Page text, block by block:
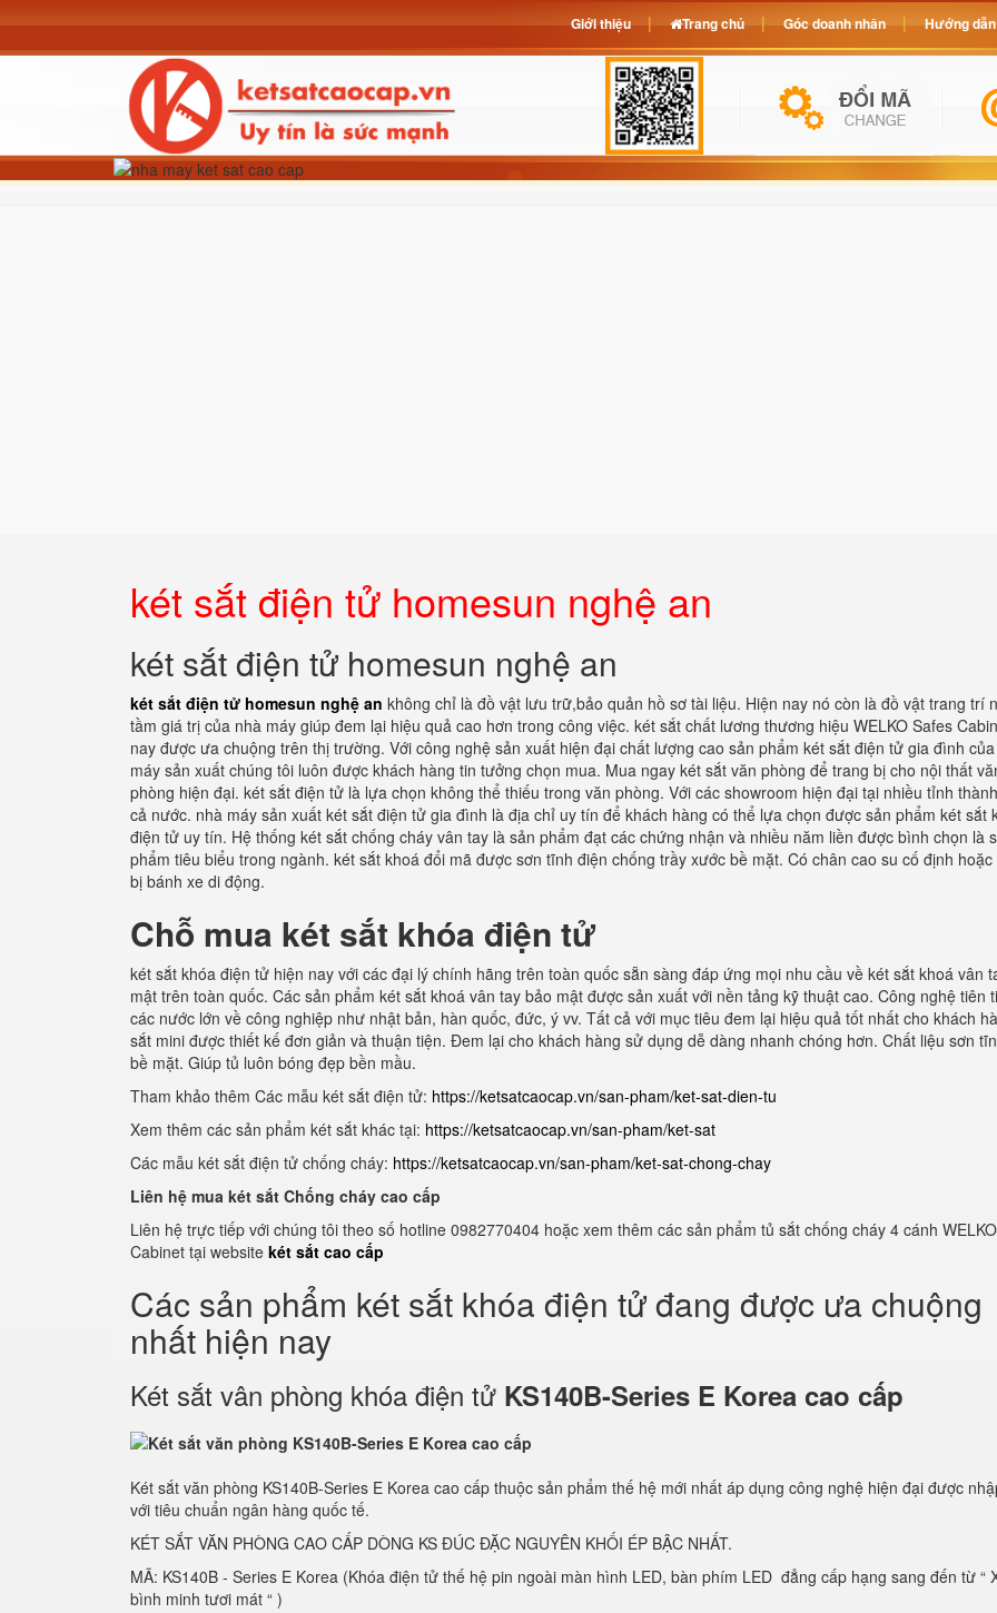
két sắt điện tử homesun nghệ an
két sắt điện tử homesun nghệ an
két sắt điện tử homesun nghệ an không chỉ là đồ vật lưu trữ,bảo quản hồ sơ tài liệu. Hiện nay nó còn là đồ vật trang trí
tầm giá trị của nhà máy giúp đem lại hiệu quả cao hơn trong công việc. két sắt chất lương thương hiệu WELKO Safes
nay được ưa chuộng trên thị trường. Với công nghệ sản xuất hiện đại chất lượng cao sản phẩm két sắt điện tử gia đình
máy sản xuất chúng tôi luôn được khách hàng tin tưởng chọn mua. Mua ngay két sắt văn phòng để trang bị cho nội thất
phòng hiện đại. két sắt điện tử là lựa chọn không thể thiếu trong văn phòng. Với các showroom hiện đại tại nhiều tỉnh
cả nước. nhà máy sản xuất két sắt điện tử gia đình là địa chỉ uy tín để khách hàng có thể lựa chọn được sản phẩm két sắt
điện tử uy tín. Hệ thống két sắt chống cháy vân tay là sản phẩm đạt các chứng nhận và nhiều năm liền được bình chọn là
phẩm tiêu biểu trong ngành. két sắt khoá đổi mã được sơn tĩnh điện chống trầy xước bề mặt. Có chân cao su cố định
bị bánh xe di động.
Chỗ mua két sắt khóa điện tử
két sắt khóa điện tử hiện nay với các đại lý chính hãng trên toàn quốc sẵn sàng đáp ứng mọi nhu cầu về két sắt khoá vân
mật trên toàn quốc. Các sản phẩm két sắt khoá vân tay bảo mật được sản xuất với nền tảng kỹ thuật cao. Công nghệ tiên
các nước lớn về công nghiệp như nhật bản, hàn quốc, đức, ý vv. Tất cả với mục tiêu đem lại hiệu quả tốt nhất cho khách
sắt mini được thiết kế đơn giản và thuận tiện. Đem lại cho khách hàng sử dụng dễ dàng nhanh chóng hơn. Chất liệu sơn
bề mặt. Giúp tủ luôn bóng đẹp bền mầu.
Tham khảo thêm Các mẫu két sắt điện tử: https://ketsatcaocap.vn/san-pham/ket-sat-dien-tu
Xem thêm các sản phẩm két sắt khác tại: https://ketsatcaocap.vn/san-pham/ket-sat
Các mẫu két sắt điện tử chống cháy: https://ketsatcaocap.vn/san-pham/ket-sat-chong-chay
Liên hệ mua két sắt Chống cháy cao cấp
Liên hệ trực tiếp với chúng tôi theo số hotline 0982770404 hoặc xem thêm các sản phẩm tủ sắt chống cháy 4 cánh
Cabinet tại website két sắt cao cấp
Các sản phẩm két sắt khóa điện tử đang được ưa chuộng
nhất hiện nay
Két sắt vân phòng khóa điện tử KS140B-Series E Korea cao cấp
Két sắt văn phòng KS140B-Series E Korea cao cấp thuộc sản phẩm thế hệ mới nhất áp dụng công nghệ hiện đại được
với tiêu chuẩn ngân hàng quốc tế.
KÉT SẮT VĂN PHÒNG CAO CẤP DÒNG KS ĐÚC ĐẶC NGUYÊN KHỐI ÉP BẬC NHẤT.
MÃ: KS140B - Series E Korea (Khóa điện tử thế hệ pin ngoài màn hình LED, bàn phím LED đẳng cấp hạng sang đến từ “
bình minh tươi mát “ )
Giới thiệu Trang chủ Góc doanh nhân Hướng